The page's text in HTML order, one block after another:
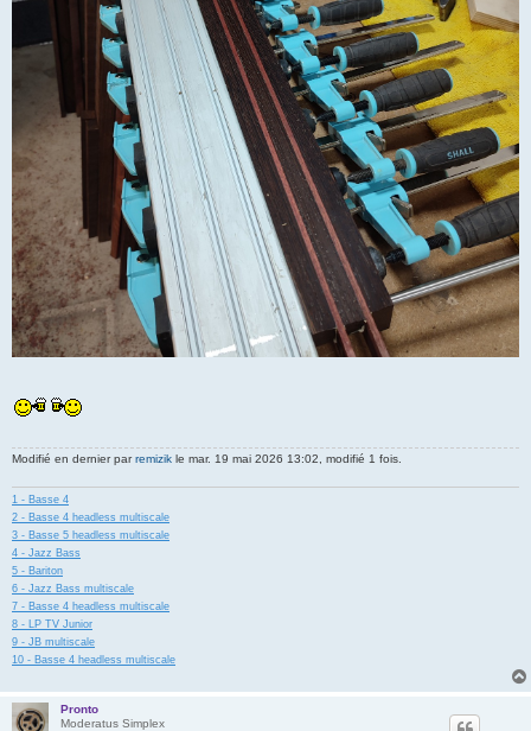
Modifié en dernier parremizik le mar. 19 mai 2026 13:02, modifié 1 fois.
1 - Basse 4
2 - Basse 4 headless multiscale
3 - Basse 5 headless multiscale
4 - Jazz Bass
5 - Bariton
6 - Jazz Bass multiscale
7 - Basse 4 headless multiscale
8 - LP TV Junior
9 - JB multiscale
10 - Basse 4 headless multiscale
Pronto
Moderatus Simplex